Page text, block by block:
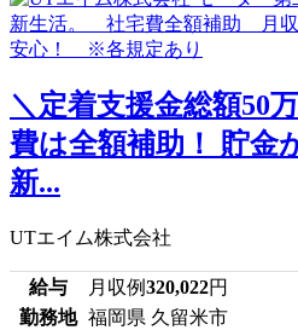
＼定着支援金総額50
費は全額補助！ 貯金
新...
UTエイム株式会社
給与 月収例320,022円
勤務地 福岡県 久留米市